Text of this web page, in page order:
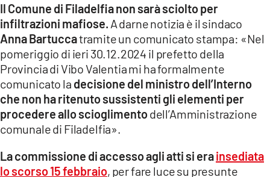
LACTV.IT
LACONAIR.IT
LACITYMAG.IT
ILREGGINO.IT
COSENZACHANNEL.IT
ILVIBONESE.IT
CATANZAROCHANNEL.IT
Il Comune di Filadelfia non sarà sciolto per
infiltrazioni mafiose. A darne notizia è il sindaco
Anna Bartuccatramite un comunicato stampa: «Nel
pomeriggio di ieri 30.12.2024 il prefetto della
Provincia di Vibo Valentia mi ha formalmente
comunicato la decisione del ministro dell’Interno
che non ha ritenuto sussistenti gli elementi per
procedere allo scioglimentodell’Amministrazione
comunale di Filadelfia».
La commissione di accesso agli atti si erainsediata
lo scorso 15 febbraio, per fare luce su presunte